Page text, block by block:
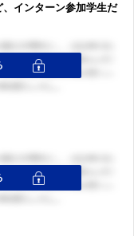
インターン参加学生だ